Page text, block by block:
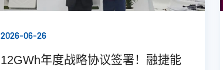
2026-06-26
12GWh年度战略协议签署！融捷能